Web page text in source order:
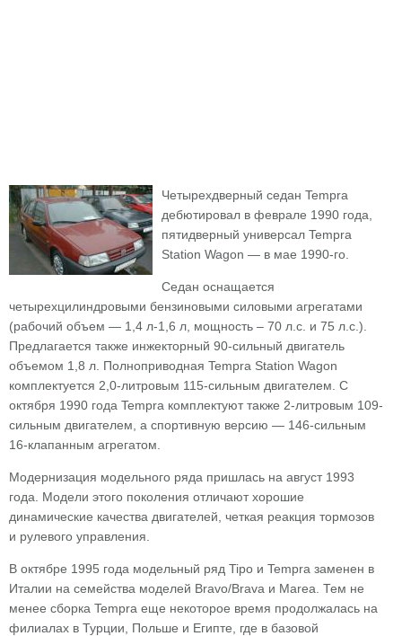
Четырехдверный седан Tempra
дебютировал в феврале 1990 года,
пятидверный универсал Tempra
Station Wagon — в мае 1990-го.
Седан оснащается
четырехцилиндровыми бензиновыми силовыми агрегатами
(рабочий объем — 1,4 л-1,6 л, мощность – 70 л.с. и 75 л.с.).
Предлагается также инжекторный 90-сильный двигатель
объемом 1,8 л. Полноприводная Tempra Station Wagon
комплектуется 2,0-литровым 115-сильным двигателем. С
октября 1990 года Tempra комплектуют также 2-литровым 109-
сильным двигателем, а спортивную версию — 146-сильным
16-клапанным агрегатом.
Модернизация модельного ряда пришлась на август 1993
года. Модели этого поколения отличают хорошие
динамические качества двигателей, четкая реакция тормозов
и рулевого управления.
В октябре 1995 года модельный ряд Tipo и Tempra заменен в
Италии на семейства моделей Bravo/Brava и Marea. Тем не
менее сборка Tempra еще некоторое время продолжалась на
филиалах в Турции, Польше и Египте, где в базовой